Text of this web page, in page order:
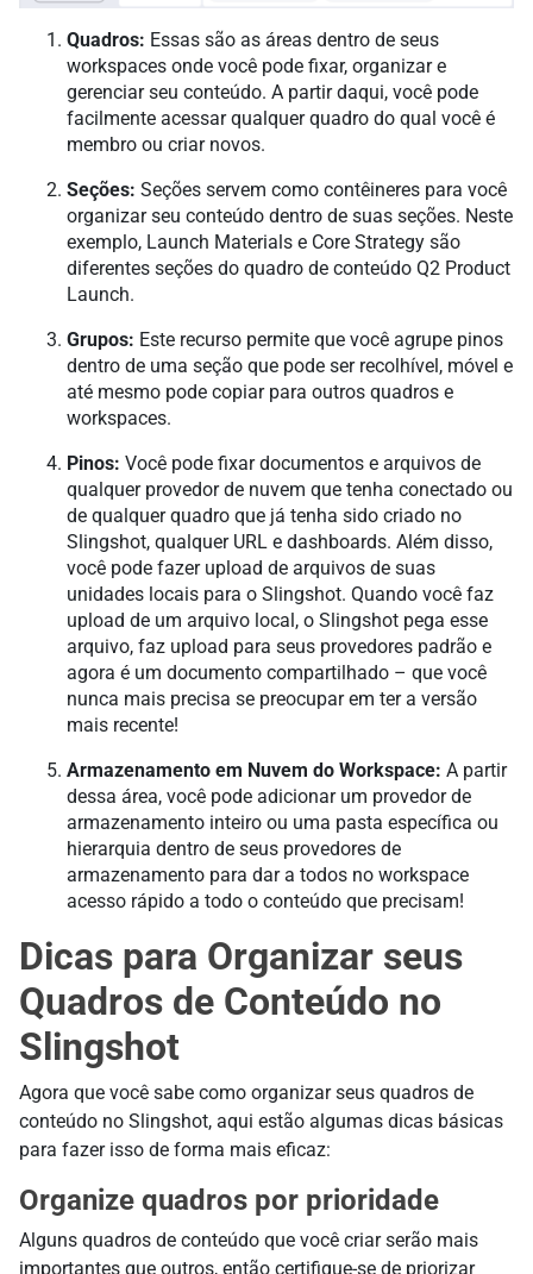
Quadros: Essas são as áreas dentro de seus
workspaces onde você pode fixar, organizar e
gerenciar seu conteúdo. A partir daqui, você pode
facilmente acessar qualquer quadro do qual você é
membro ou criar novos.
Seções: Seções servem como contêineres para você
organizar seu conteúdo dentro de suas seções. Neste
exemplo, Launch Materials e Core Strategy são
diferentes seções do quadro de conteúdo Q2 Product
Launch.
Grupos: Este recurso permite que você agrupe pinos
dentro de uma seção que pode ser recolhível, móvel e
até mesmo pode copiar para outros quadros e
workspaces.
Pinos: Você pode fixar documentos e arquivos de
qualquer provedor de nuvem que tenha conectado ou
de qualquer quadro que já tenha sido criado no
Slingshot, qualquer URL e dashboards. Além disso,
você pode fazer upload de arquivos de suas
unidades locais para o Slingshot. Quando você faz
upload de um arquivo local, o Slingshot pega esse
arquivo, faz upload para seus provedores padrão e
agora é um documento compartilhado – que você
nunca mais precisa se preocupar em ter a versão
mais recente!
Armazenamento em Nuvem do Workspace: A partir
dessa área, você pode adicionar um provedor de
armazenamento inteiro ou uma pasta específica ou
hierarquia dentro de seus provedores de
armazenamento para dar a todos no workspace
acesso rápido a todo o conteúdo que precisam!
Dicas para Organizar seus
Quadros de Conteúdo no
Slingshot
Agora que você sabe como organizar seus quadros de
conteúdo no Slingshot, aqui estão algumas dicas básicas
para fazer isso de forma mais eficaz:
Organize quadros por prioridade
Alguns quadros de conteúdo que você criar serão mais
importantes que outros, então certifique-se de priorizar